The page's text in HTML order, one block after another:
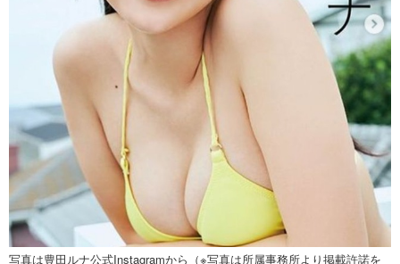
写真は豊田ルナ公式Instagramから（※写真は所属事務所より掲載許諾を